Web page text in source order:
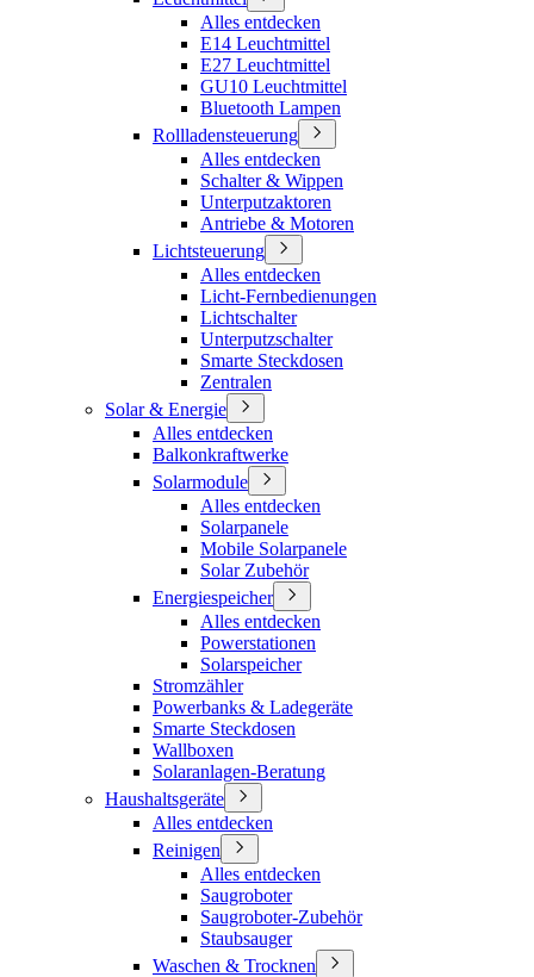
Alles entdecken
E14 Leuchtmittel
E27 Leuchtmittel
GU10 Leuchtmittel
Bluetooth Lampen
Rollladensteuerung
Alles entdecken
Schalter & Wippen
Unterputzaktoren
Antriebe & Motoren
Lichtsteuerung
Alles entdecken
Licht-Fernbedienungen
Lichtschalter
Unterputzschalter
Smarte Steckdosen
Zentralen
Solar & Energie
Alles entdecken
Balkonkraftwerke
Solarmodule
Alles entdecken
Solarpanele
Mobile Solarpanele
Solar Zubehör
Energiespeicher
Alles entdecken
Powerstationen
Solarspeicher
Stromzähler
Powerbanks & Ladegeräte
Smarte Steckdosen
Wallboxen
Solaranlagen-Beratung
Haushaltsgeräte
Alles entdecken
Reinigen
Alles entdecken
Saugroboter
Saugroboter-Zubehör
Staubsauger
Waschen & Trocknen